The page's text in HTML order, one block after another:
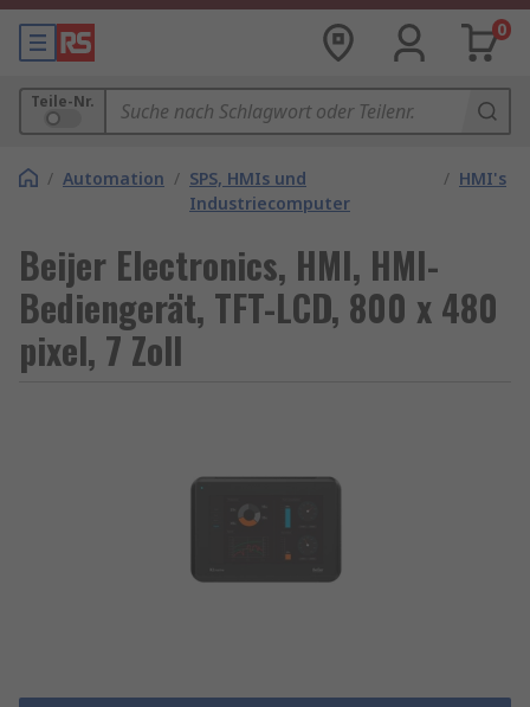
0
Teile-Nr.
/ Automation / SPS, HMIs und
Industriecomputer
/ HMI's
Beijer Electronics, HMI, HMI-
Bediengerät, TFT-LCD, 800 x 480
pixel, 7 Zoll